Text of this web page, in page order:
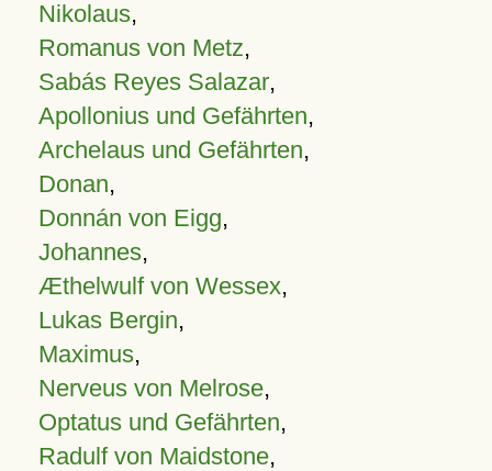
Nikolaus,
Romanus von Metz,
Sabás Reyes Salazar,
Apollonius und Gefährten,
Archelaus und Gefährten,
Donan,
Donnán von Eigg,
Johannes,
Æthelwulf von Wessex,
Lukas Bergin,
Maximus,
Nerveus von Melrose,
Optatus und Gefährten,
Radulf von Maidstone,